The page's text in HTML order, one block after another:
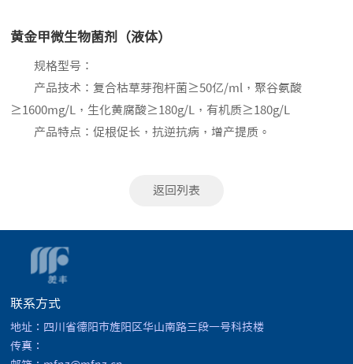
黄金甲微生物菌剂（液体）
规格型号：
产品技术：复合枯草芽孢杆菌≥50亿/ml，聚谷氨酸
≥1600mg/L，生化黄腐酸≥180g/L，有机质≥180g/L
产品特点：促根促长，抗逆抗病，增产提质。
返回列表
联系方式
地址：四川省德阳市旌阳区华山南路三段一号科技楼
传真：